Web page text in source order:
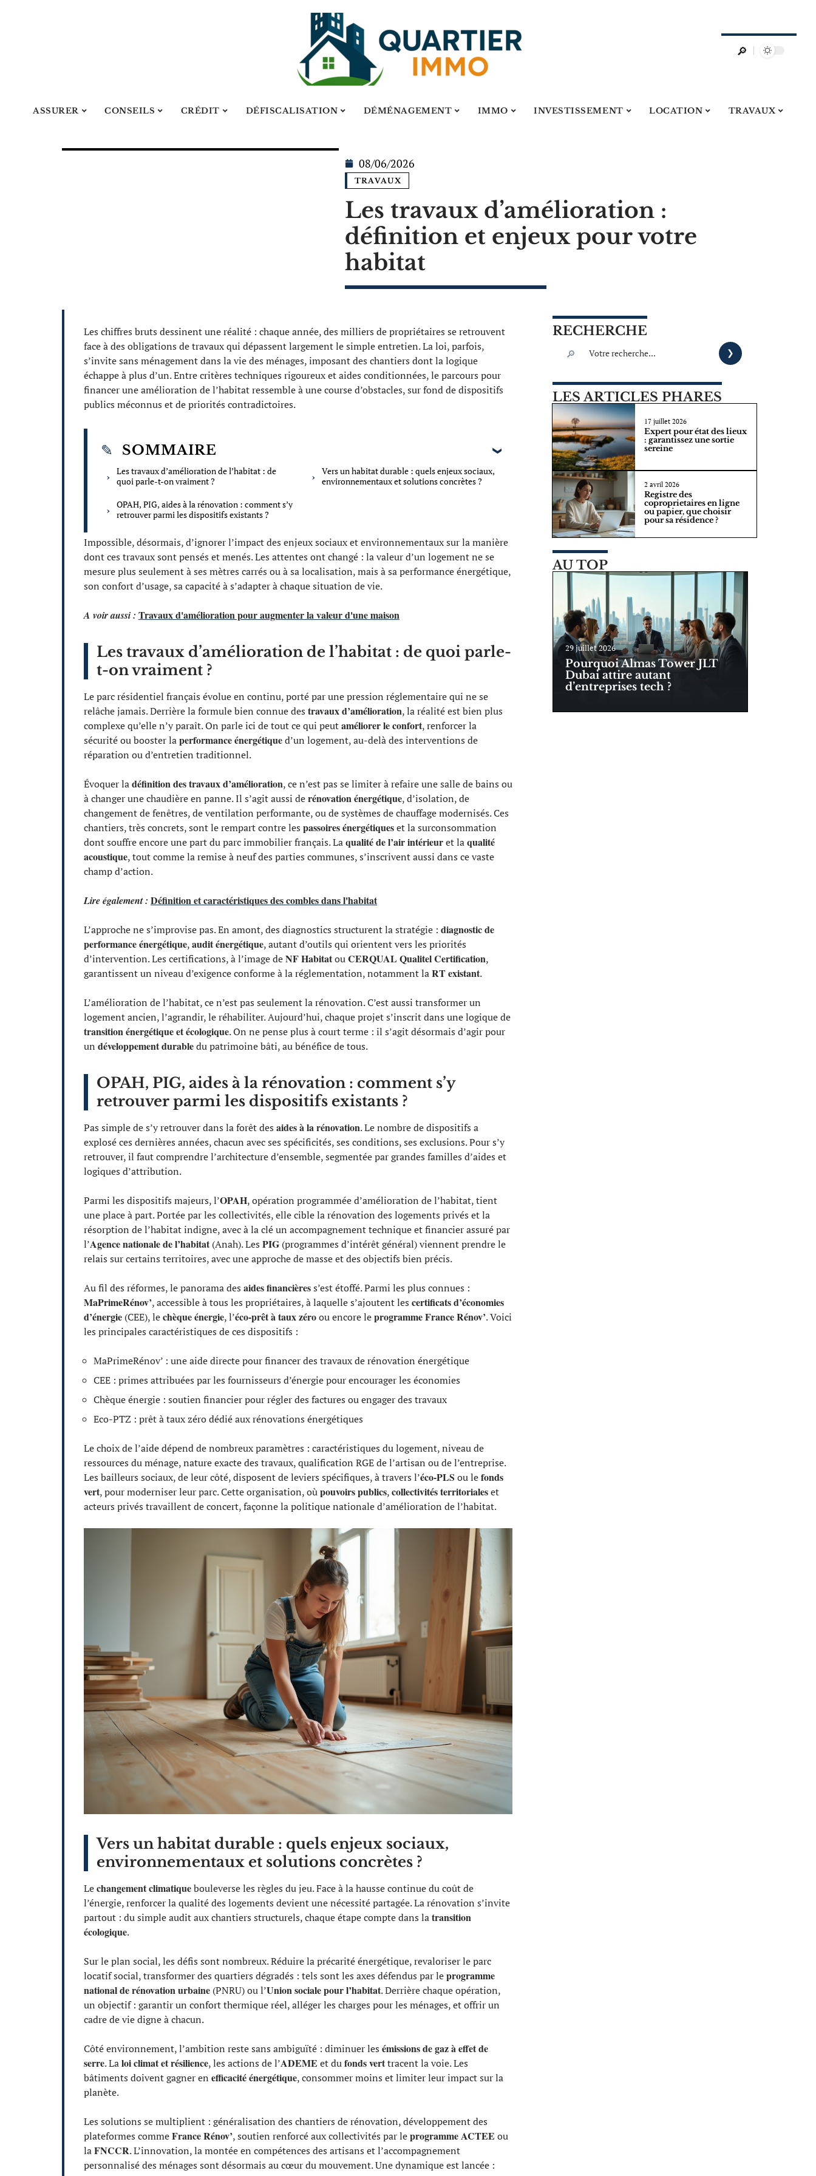
ASSURER CONSEILS CRÉDIT DÉFISCALISATION DÉMÉNAGEMENT IMMO INVESTISSEMENT LOCATION TRAVAUX
08/06/2026
TRAVAUX
Les travaux d’amélioration :
définition et enjeux pour votre
habitat
Les chiffres bruts dessinent une réalité : chaque année, des milliers de propriétaires se retrouvent
face à des obligations de travaux qui dépassent largement le simple entretien. La loi, parfois,
s’invite sans ménagement dans la vie des ménages, imposant des chantiers dont la logique
échappe à plus d’un. Entre critères techniques rigoureux et aides conditionnées, le parcours pour
financer une amélioration de l’habitat ressemble à une course d’obstacles, sur fond de dispositifs
publics méconnus et de priorités contradictoires.
SOMMAIRE
Les travaux d’amélioration de l’habitat : de
quoi parle-t-on vraiment ?
OPAH, PIG, aides à la rénovation : comment s’y
retrouver parmi les dispositifs existants ?
Vers un habitat durable : quels enjeux sociaux,
environnementaux et solutions concrètes ?
Impossible, désormais, d’ignorer l’impact des enjeux sociaux et environnementaux sur la manière
dont ces travaux sont pensés et menés. Les attentes ont changé : la valeur d’un logement ne se
mesure plus seulement à ses mètres carrés ou à sa localisation, mais à sa performance énergétique,
son confort d’usage, sa capacité à s’adapter à chaque situation de vie.
A voir aussi : Travaux d'amélioration pour augmenter la valeur d'une maison
Les travaux d’amélioration de l’habitat : de quoi parle-
t-on vraiment ?
Le parc résidentiel français évolue en continu, porté par une pression réglementaire qui ne se
relâche jamais. Derrière la formule bien connue des travaux d’amélioration, la réalité est bien plus
complexe qu’elle n’y paraît. On parle ici de tout ce qui peutaméliorer le confort, renforcer la
sécurité ou booster laperformance énergétiqued’un logement, au-delà des interventions de
réparation ou d’entretien traditionnel.
Évoquer ladéfinition des travaux d’amélioration, ce n’est pas se limiter à refaire une salle de bains ou
à changer une chaudière en panne. Il s’agit aussi derénovation énergétique, d’isolation, de
changement de fenêtres, de ventilation performante, ou de systèmes de chauffage modernisés. Ces
chantiers, très concrets, sont le rempart contre les passoires énergétiqueset la surconsommation
dont souffre encore une part du parc immobilier français. Laqualité de l’air intérieuret laqualité
acoustique, tout comme la remise à neuf des parties communes, s’inscrivent aussi dans ce vaste
champ d’action.
Lire également : Définition et caractéristiques des combles dans l'habitat
L’approche ne s’improvise pas. En amont, des diagnostics structurent la stratégie : diagnostic de
performance énergétique,audit énergétique, autant d’outils qui orientent vers les priorités
d’intervention. Les certifications, à l’image deNF HabitatouCERQUAL Qualitel Certification,
garantissent un niveau d’exigence conforme à la réglementation, notamment laRT existant.
L’amélioration de l’habitat, ce n’est pas seulement la rénovation. C’est aussi transformer un
logement ancien, l’agrandir, le réhabiliter. Aujourd’hui, chaque projet s’inscrit dans une logique de
transition énergétique et écologique. On ne pense plus à court terme : il s’agit désormais d’agir pour
un développement durabledu patrimoine bâti, au bénéfice de tous.
OPAH, PIG, aides à la rénovation : comment s’y
retrouver parmi les dispositifs existants ?
Pas simple de s’y retrouver dans la forêt des aides à la rénovation. Le nombre de dispositifs a
explosé ces dernières années, chacun avec ses spécificités, ses conditions, ses exclusions. Pour s’y
retrouver, il faut comprendre l’architecture d’ensemble, segmentée par grandes familles d’aides et
logiques d’attribution.
Parmi les dispositifs majeurs, l’OPAH, opération programmée d’amélioration de l’habitat, tient
une place à part. Portée par les collectivités, elle cible la rénovation des logements privés et la
résorption de l’habitat indigne, avec à la clé un accompagnement technique et financier assuré par
l’Agence nationale de l’habitat (Anah). Les PIG (programmes d’intérêt général) viennent prendre le
relais sur certains territoires, avec une approche de masse et des objectifs bien précis.
Au fil des réformes, le panorama des aides financièress’est étoffé. Parmi les plus connues :
MaPrimeRénov’, accessible à tous les propriétaires, à laquelle s’ajoutent les certificats d’économies
d’énergie (CEE), lechèque énergie, l’éco-prêt à taux zéroou encore leprogramme France Rénov’. Voici
les principales caractéristiques de ces dispositifs :
MaPrimeRénov’ : une aide directe pour financer des travaux de rénovation énergétique
CEE : primes attribuées par les fournisseurs d’énergie pour encourager les économies
Chèque énergie : soutien financier pour régler des factures ou engager des travaux
Eco-PTZ : prêt à taux zéro dédié aux rénovations énergétiques
Le choix de l’aide dépend de nombreux paramètres : caractéristiques du logement, niveau de
ressources du ménage, nature exacte des travaux, qualification RGE de l’artisan ou de l’entreprise.
Les bailleurs sociaux, de leur côté, disposent de leviers spécifiques, à travers l’éco-PLS ou lefonds
vert, pour moderniser leur parc. Cette organisation, oùpouvoirs publics,collectivités territorialeset
acteurs privés travaillent de concert, façonne la politique nationale d’amélioration de l’habitat.
Vers un habitat durable : quels enjeux sociaux,
environnementaux et solutions concrètes ?
Lechangement climatiquebouleverse les règles du jeu. Face à la hausse continue du coût de
l’énergie, renforcer la qualité des logements devient une nécessité partagée. La rénovation s’invite
partout : du simple audit aux chantiers structurels, chaque étape compte dans latransition
écologique.
Sur le plan social, les défis sont nombreux. Réduire la précarité énergétique, revaloriser le parc
locatif social, transformer des quartiers dégradés : tels sont les axes défendus par leprogramme
national de rénovation urbaine (PNRU) ou l’Union sociale pour l’habitat. Derrière chaque opération,
un objectif : garantir un confort thermique réel, alléger les charges pour les ménages, et offrir un
cadre de vie digne à chacun.
Côté environnement, l’ambition reste sans ambiguïté : diminuer les émissions de gaz à effet de
serre. Laloi climat et résilience, les actions de l’ADEME et dufonds verttracent la voie. Les
bâtiments doivent gagner en efficacité énergétique, consommer moins et limiter leur impact sur la
planète.
Les solutions se multiplient : généralisation des chantiers de rénovation, développement des
plateformes commeFrance Rénov’, soutien renforcé aux collectivités par leprogramme ACTEE ou
laFNCCR. L’innovation, la montée en compétences des artisans et l’accompagnement
personnalisé des ménages sont désormais au cœur du mouvement. Une dynamique est lancée :
RECHERCHE
LES ARTICLES PHARES
17 juillet 2026
Expert pour état des lieux
: garantissez une sortie
sereine
2 avril 2026
Registre des
coproprietaires en ligne
ou papier, que choisir
pour sa résidence ?
AU TOP
29 juillet 2026
Pourquoi Almas Tower JLT
Dubai attire autant
d’entreprises tech ?